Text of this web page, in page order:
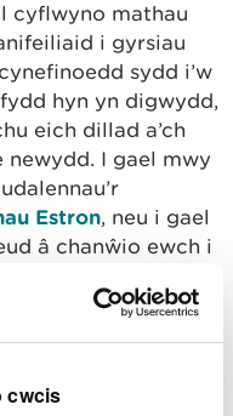
cwcis
cyflwyno mathau
i gyrsiau
sydd i’w
hyn yn digwydd,
eich dillad a’ch
I gael mwy
Estron, neu i gael
â chanŵio ewch i
yn siŵr